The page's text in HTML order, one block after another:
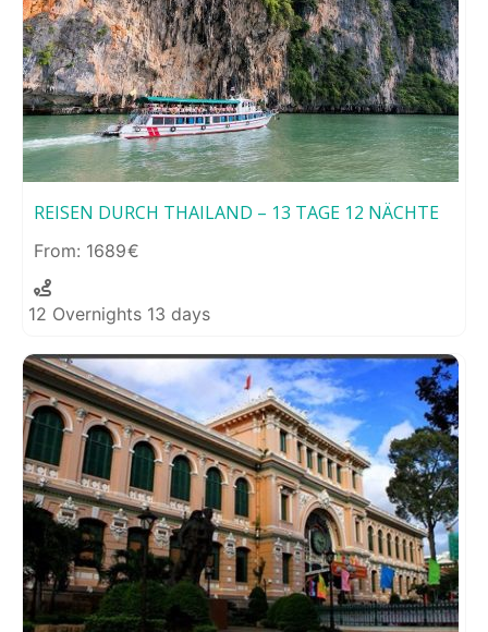
REISEN DURCH THAILAND – 13 TAGE 12 NÄCHTE
1689
12 Overnights 13 days